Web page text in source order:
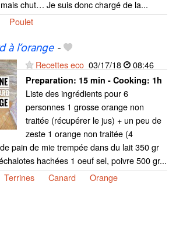
chut… Je suis donc chargé de la...
Poulet
à l’orange-
Recettes eco 03/17/18 08:46
Preparation: 15 min - Cooking: 1h
Liste des ingrédients pour 6
personnes 1 grosse orange non
traitée (récupérer le jus) + un peu de
zeste 1 orange non traitée (4
pain de mie trempée dans du lait 350 gr
hachées 1 oeuf sel, poivre 500 gr...
Terrines Canard Orange